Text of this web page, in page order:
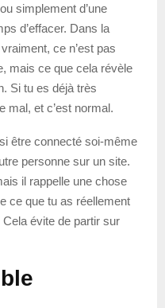
simplement d’une
d’effacer. Dans la
ce n’est pas
mais ce que cela révèle
Si tu es déjà très
mal, et c’est normal.
être connecté soi-même
personne sur un site.
il rappelle une chose
ce que tu as réellement
évite de partir sur